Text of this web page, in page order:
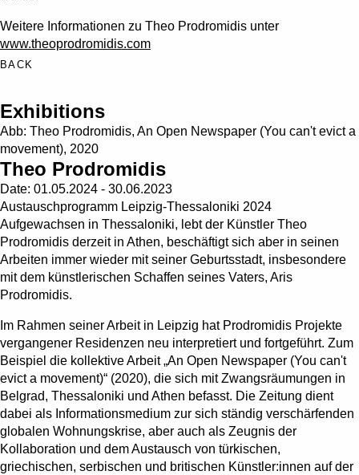
Weitere Informationen zu Theo Prodromidis unter
www.theoprodromidis.com
BACK
Exhibitions
Abb: Theo Prodromidis, An Open Newspaper (You can't evict a
movement), 2020
Theo Prodromidis
Date: 01.05.2024 - 30.06.2023
Austauschprogramm Leipzig-Thessaloniki 2024
Aufgewachsen in Thessaloniki, lebt der Künstler Theo
Prodromidis derzeit in Athen, beschäftigt sich aber in seinen
Arbeiten immer wieder mit seiner Geburtsstadt, insbesondere
mit dem künstlerischen Schaffen seines Vaters, Aris
Prodromidis.
Im Rahmen seiner Arbeit in Leipzig hat Prodromidis Projekte
vergangener Residenzen neu interpretiert und fortgeführt. Zum
Beispiel die kollektive Arbeit „An Open Newspaper (You can't
evict a movement)“ (2020), die sich mit Zwangsräumungen in
Belgrad, Thessaloniki und Athen befasst. Die Zeitung dient
dabei als Informationsmedium zur sich ständig verschärfenden
globalen Wohnungskrise, aber auch als Zeugnis der
Kollaboration und dem Austausch von türkischen,
griechischen, serbischen und britischen Künstler:innen auf der